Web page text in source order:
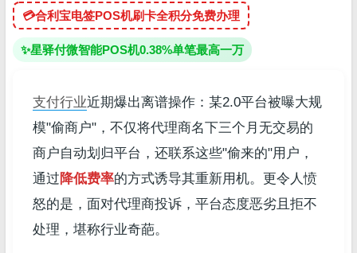
💳合利宝电签POS机刷卡全积分免费办理
✨星驿付微智能POS机0.38%单笔最高一万
支付行业近期爆出离谱操作：某2.0平台被曝大规
模"偷商户"，不仅将代理商名下三个月无交易的
商户自动划归平台，还联系这些"偷来的"用户，
通过降低费率的方式诱导其重新用机。更令人愤
怒的是，面对代理商投诉，平台态度恶劣且拒不
处理，堪称行业奇葩。